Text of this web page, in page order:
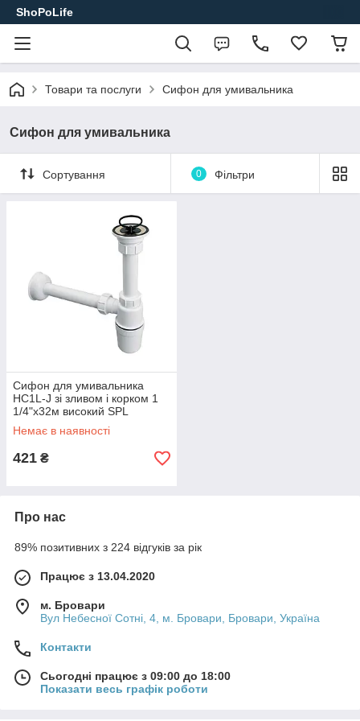
ShoPoLife
Товари та послуги Сифон для умивальника
Сифон для умивальника
Сортування 0 Фільтри
Сифон для умивальника
HC1L-J зі зливом і корком 1
1/4"х32м високий SPL
Немає в наявності
421 ₴
Про нас
89% позитивних з 224 відгуків за рік
Працює з 13.04.2020
м. Бровари
Вул Небесної Сотні, 4, м. Бровари, Бровари, Україна
Контакти
Сьогодні працює з 09:00 до 18:00
Показати весь графік роботи